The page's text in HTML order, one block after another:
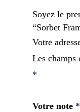
Soyez le
“Sorbet
Votre
Les champs
*
Votre note *